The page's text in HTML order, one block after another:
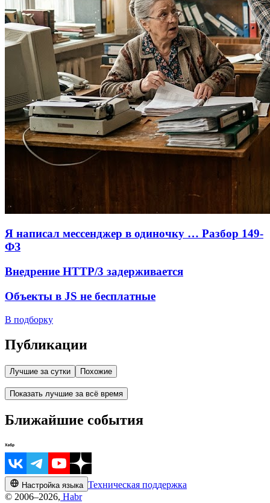
Я написал мессенджер в одиночку … Разбор 149-
ФЗ
Внедрение HTTP/3 задерживается
Объекты в JS не бесплатные
В подборку
Публикации
Лучшие за сутки Похожие
Показать лучшие за всё время
Ближайшие события
Настройка языка Техническая поддержка
© 2006–2026, Habr